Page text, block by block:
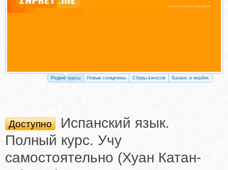
Редкие курсы Новые складчины Сборы взносов Баланс и кешбек
Доступно
Испанский язык.
Полный курс. Учу
самостоятельно (Хуан Катан-